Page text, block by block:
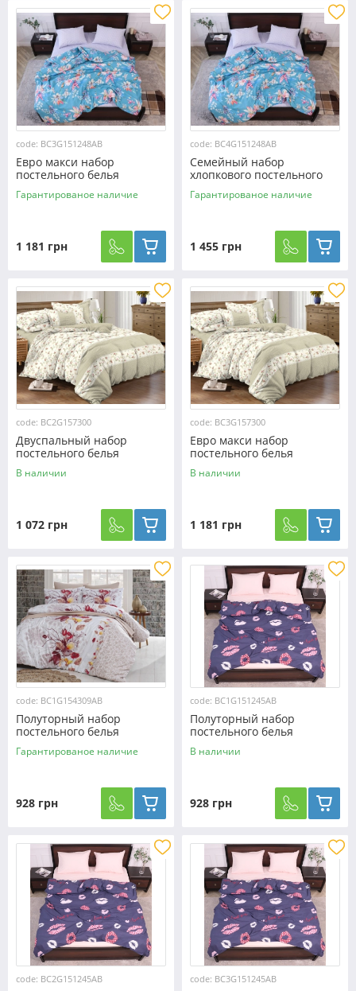
code: BC3G151248AB
Евро макси набор
постельного белья
200*220 из Бязи "Gold"
№151248AB Черешенка™
Гарантированое наличие
1 181 грн
code: BC4G151248AB
Семейный набор
хлопкового постельного
белья из Бязи "Gold"
№151248AB Черешенка™
Гарантированое наличие
1 455 грн
code: BC2G157300
Двуспальный набор
постельного белья
180*220 из Бязи "Gold"
№157300 Черешенка™
В наличии
1 072 грн
code: BC3G157300
Евро макси набор
постельного белья
200*220 из Бязи "Gold"
№157300 Черешенка™
В наличии
1 181 грн
code: BC1G154309AB
Полуторный набор
постельного белья
150*220 из Бязи "Gold"
№154309AB Черешенка™
Гарантированое наличие
928 грн
code: BC1G151245AB
Полуторный набор
постельного белья
150*220 из Бязи "Gold"
№151245AB Черешенка™
В наличии
928 грн
code: BC2G151245AB code: BC3G151245AB